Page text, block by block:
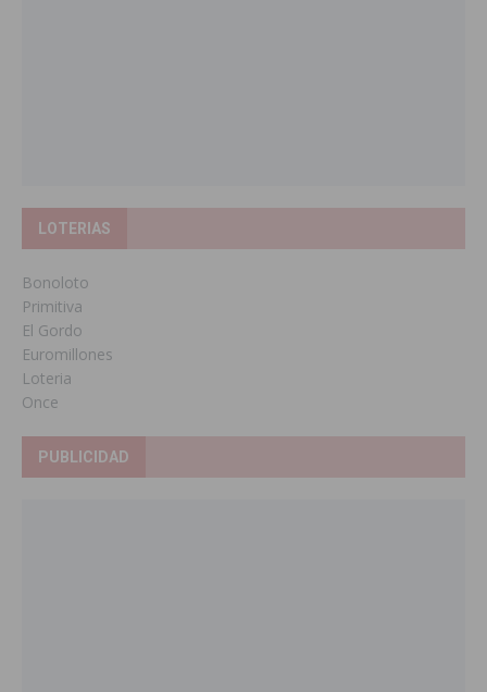
LOTERIAS
Bonoloto
Primitiva
El Gordo
Euromillones
Loteria
Once
PUBLICIDAD